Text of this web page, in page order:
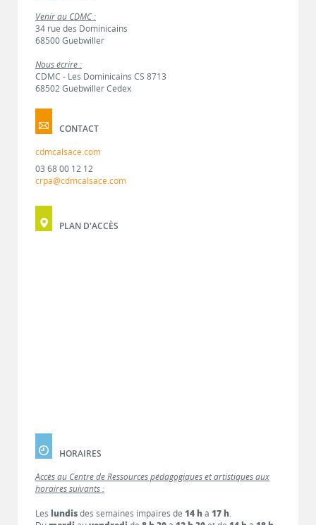
Venir au CDMC :
34 rue des Dominicains
68500 Guebwiller
Nous écrire :
CDMC - Les Dominicains CS 8713
68502 Guebwiller Cedex
CONTACT
cdmcalsace.com
03 68 00 12 12
crpa@cdmcalsace.com
PLAN D'ACCÈS
HORAIRES
Accès au Centre de Ressources pédagogiques et artistiques aux
horaires suivants :
Les lundisdes semaines impaires de 14 hà 17 h.